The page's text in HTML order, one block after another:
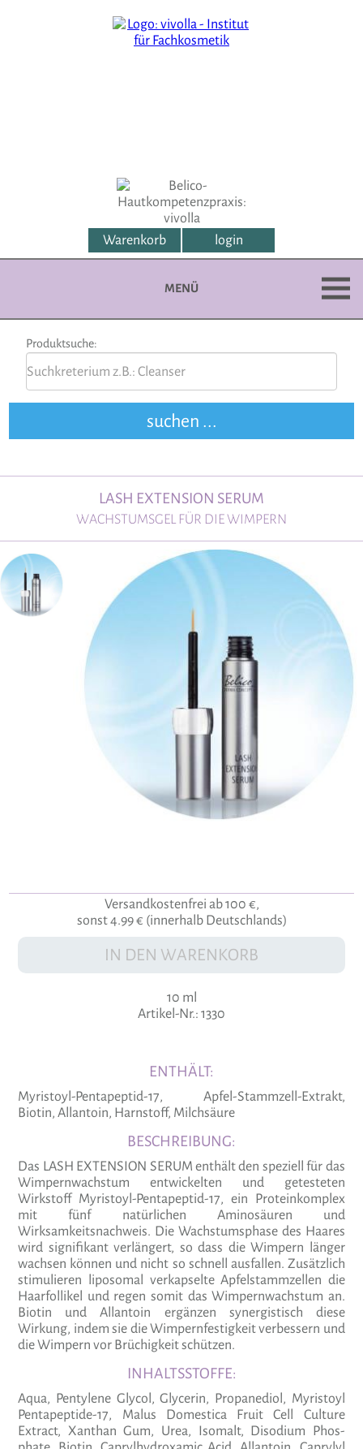
Warenkorb login
MENÜ
Produktsuche:
LASH EXTENSION SERUM
WACHSTUMSGEL FÜR DIE WIMPERN
Versandkostenfrei ab 100 €,
sonst 4.99 € (innerhalb Deutschlands)
IN DEN WARENKORB
10 ml
Artikel-Nr.: 1330
ENTHÄLT:
Myristoyl-Pentapeptid-17, Apfel-Stammzell-Extrakt,
Biotin, Allantoin, Harnstoff, Milchsäure
BESCHREIBUNG:
Das LASH EXTENSION SERUM enthält den speziell für das
Wimpernwachstum entwickelten und getesteten
Wirkstoff Myristoyl-Pentapeptid-17, ein Proteinkomplex
mit fünf natürlichen Aminosäuren und
Wirksamkeitsnachweis. Die Wachstumsphase des Haares
wird signifikant verlängert, so dass die Wimpern länger
wachsen können und nicht so schnell ausfallen. Zusätzlich
stimulieren liposomal verkapselte Apfelstammzellen die
Haarfollikel und regen somit das Wimpernwachstum an.
Biotin und Allantoin ergänzen synergistisch diese
Wirkung, indem sie die Wimpernfestigkeit verbessern und
die Wimpern vor Brüchigkeit schützen.
INHALTSSTOFFE:
Aqua, Penty­lene Glycol, Gly­cerin, Pro­pa­ne­diol, Myri­s­toyl
Pen­ta­pep­tide-17, Malus Domestica Fruit Cell Cul­ture
Extract, Xanthan Gum, Urea, Iso­malt, Diso­dium Phos­